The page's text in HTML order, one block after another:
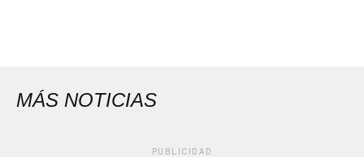
MÁS NOTICIAS
PUBLICIDAD